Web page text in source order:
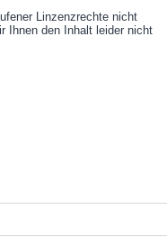
Linzenzrechte nicht
Ihnen den Inhalt leider nicht